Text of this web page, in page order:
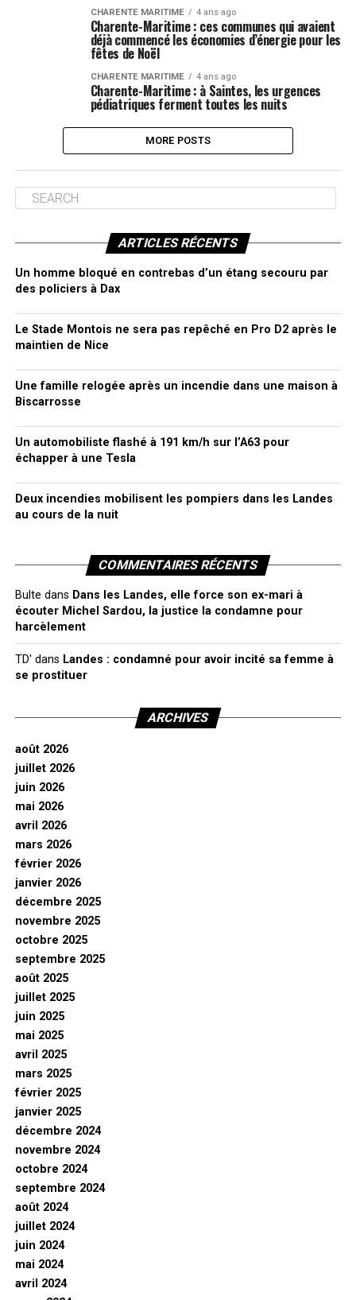
CHARENTE MARITIME 4 ans ago
Charente-Maritime : ces communes qui avaient
déjà commencé les économies d’énergie pour les
fêtes de Noël
CHARENTE MARITIME 4 ans ago
Charente-Maritime : à Saintes, les urgences
pédiatriques ferment toutes les nuits
MORE POSTS
ARTICLES RÉCENTS
Un homme bloqué en contrebas d’un étang secouru par
des policiers à Dax
Le Stade Montois ne sera pas repêché en Pro D2 après le
maintien de Nice
Une famille relogée après un incendie dans une maison à
Biscarrosse
Un automobiliste flashé à 191 km/h sur l’A63 pour
échapper à une Tesla
Deux incendies mobilisent les pompiers dans les Landes
au cours de la nuit
COMMENTAIRES RÉCENTS
Bulte dans Dans les Landes, elle force son ex-mari à
écouter Michel Sardou, la justice la condamne pour
harcèlement
TD' dans Landes : condamné pour avoir incité sa femme à
se prostituer
ARCHIVES
août 2026
juillet 2026
juin 2026
mai 2026
avril 2026
mars 2026
février 2026
janvier 2026
décembre 2025
novembre 2025
octobre 2025
septembre 2025
août 2025
juillet 2025
juin 2025
mai 2025
avril 2025
mars 2025
février 2025
janvier 2025
décembre 2024
novembre 2024
octobre 2024
septembre 2024
août 2024
juillet 2024
juin 2024
mai 2024
avril 2024